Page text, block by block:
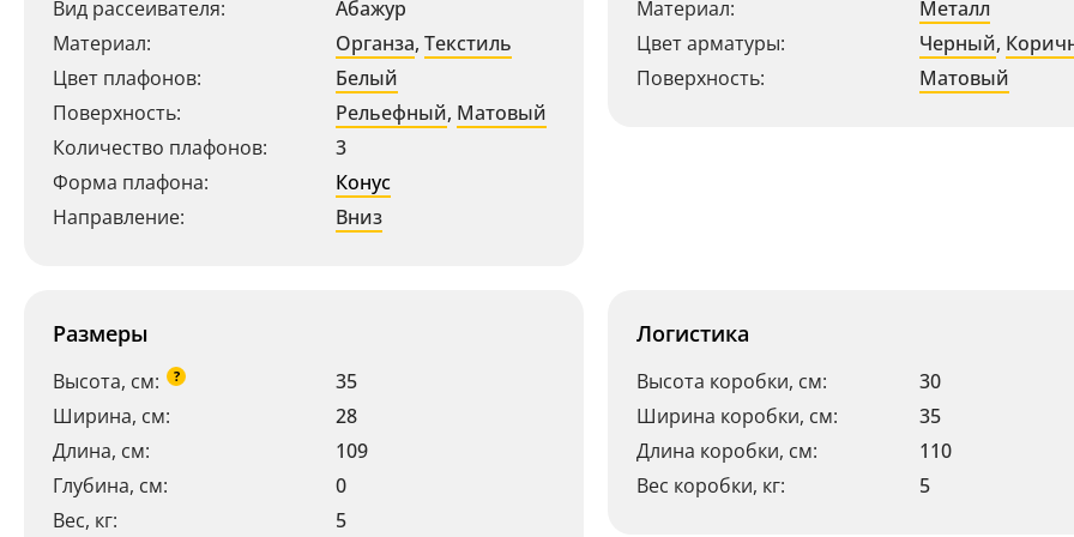
Вид рассеивателя:
Абажур
Материал:
Органза, Текстиль
Цвет плафонов:
Белый
Поверхность:
Рельефный, Матовый
Количество плафонов:
3
Форма плафона:
Конус
Направление:
Вниз
Материал:
Металл
Цвет арматуры:
Черный,
Поверхность:
Матовый
Размеры
Высота, см: ?
35
Ширина, см:
28
Длина, см:
109
Глубина, см:
0
Вес, кг:
5
Логистика
Высота коробки, см:
30
Ширина коробки, см:
35
Длина коробки, см:
110
Вес коробки, кг:
5